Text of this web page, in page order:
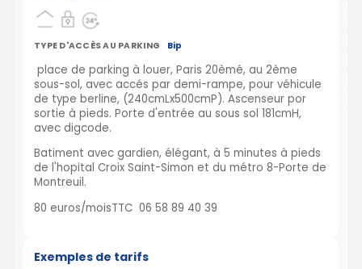
TYPE D'ACCÈS AU PARKING Bip
place de parking à louer, Paris 20èmé, au 2ème
sous-sol, avec accés par demi-rampe, pour véhicule
de type berline, (240cmLx500cmP). Ascenseur por
sortie à pieds. Porte d'entrée au sous sol 181cmH,
avec digcode.
Batiment avec gardien, élégant, à 5 minutes à pieds
de l'hopital Croix Saint-Simon et du métro 8-Porte de
Montreuil.
80 euros/moisTTC 06 58 89 40 39
Exemples de tarifs